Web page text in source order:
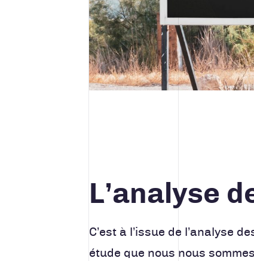
L’analyse
C’est à l’issue de l’analyse
étude que nous nous